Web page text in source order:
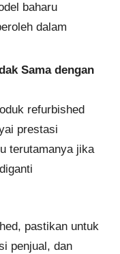
baharu
dalam
Sama dengan
refurbished
prestasi
terutamanya jika
pastikan untuk
penjual, dan